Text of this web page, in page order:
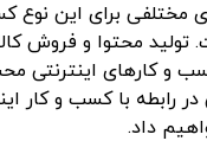
مختلفی برای این نوع
تولید محتوا و فروش
و کارهای اینترنتی
در رابطه با کسب و کار
داد.